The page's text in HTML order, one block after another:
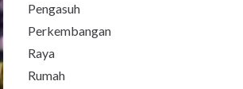
Pengasuh
Perkembangan
Raya
Rumah